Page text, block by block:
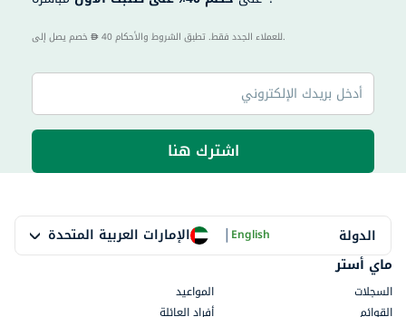
40 للعملاء الجدد فقط. تطبق الشروط والأحكام.
اشترك هنا
الدولة الإمارات العربية المتحدة |English
ماي أستر
السجلات
المواعيد
القوائم
أفراد العائلة